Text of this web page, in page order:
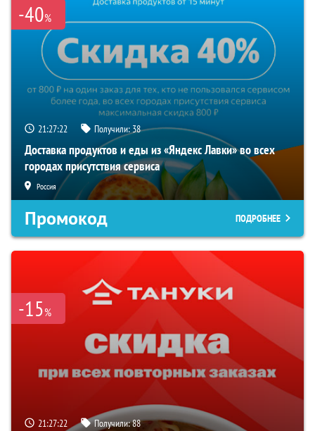
-40%
21:27:21 Получили:38
Доставка продуктов и еды из «Яндекс Лавки» во всех
городах присутствия сервиса
Россия
Промокод ПОДРОБНЕЕ
-15%
21:27:21 Получили:88